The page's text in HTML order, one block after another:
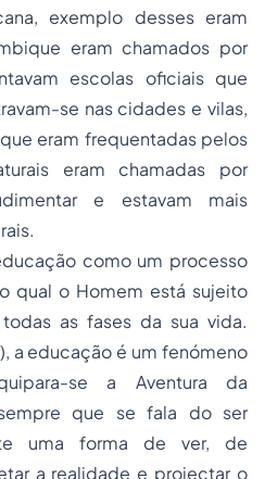
exemplo desses eram
eram chamados por
escolas oficiais que
se nas cidades e vilas,
eram frequentadas pelos
eram chamadas por
e estavam mais
como um processo
qual o Homem está sujeito
as fases da sua vida.
a educação é um fenómeno
se a Aventura da
que se fala do ser
uma forma de ver, de
a realidade e projectar o